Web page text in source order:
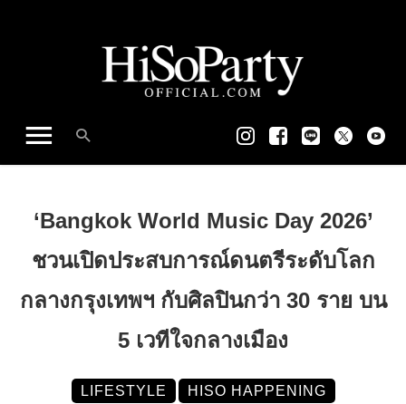
‘Bangkok World Music Day 2026’
ชวนเปิดประสบการณ์ดนตรีระดับโลก
กลางกรุงเทพฯ กับศิลปินกว่า 30 ราย บน
5 เวทีใจกลางเมือง
LIFESTYLE HISO HAPPENING